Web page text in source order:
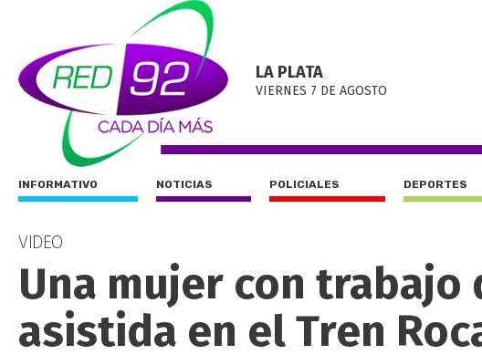
LA PLATA
VIERNES 7 DE AGOSTO
INFORMATIVO NOTICIAS POLICIALES DEPORTES
VIDEO
Una mujer con
asistida en el Tren